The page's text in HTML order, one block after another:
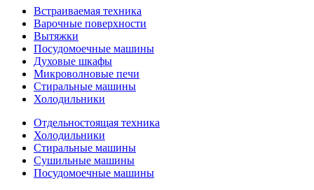
Встраиваемая техника
Варочные поверхности
Вытяжки
Посудомоечные машины
Духовые шкафы
Микроволновые печи
Стиральные машины
Холодильники
Отдельностоящая техника
Холодильники
Стиральные машины
Сушильные машины
Посудомоечные машины